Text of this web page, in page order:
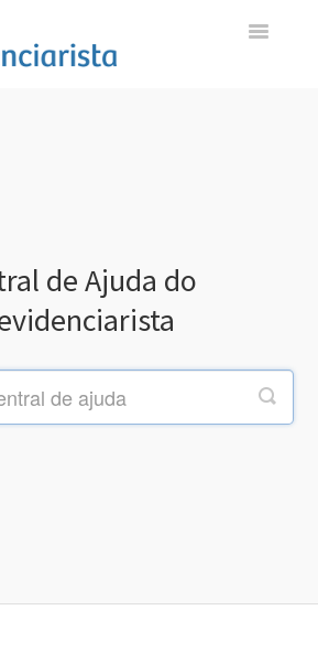
Toggle
de Ajuda do